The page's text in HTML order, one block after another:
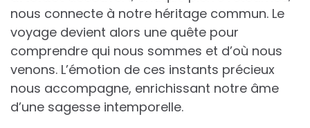
nous connecte à notre héritage commun. Le
voyage devient alors une quête pour
comprendre qui nous sommes et d’où nous
venons. L’émotion de ces instants précieux
nous accompagne, enrichissant notre âme
d’une sagesse intemporelle.